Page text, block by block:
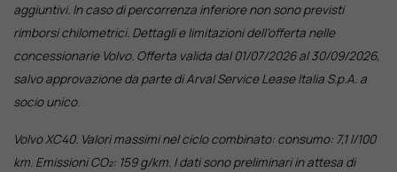
aggiuntivi. In caso di percorrenza inferiore non sono previsti
rimborsi chilometrici. Dettagli e limitazioni dell’offerta nelle
concessionarie Volvo. Offerta valida dal 01/07/2026 al 30/09/2026,
salvo approvazione da parte di Arval Service Lease Italia S.p.A. a
socio unico.
Volvo XC40. Valori massimi nel ciclo combinato: consumo: 7,1 l/100
km. Emissioni CO₂: 159 g/km. I dati sono preliminari in attesa di